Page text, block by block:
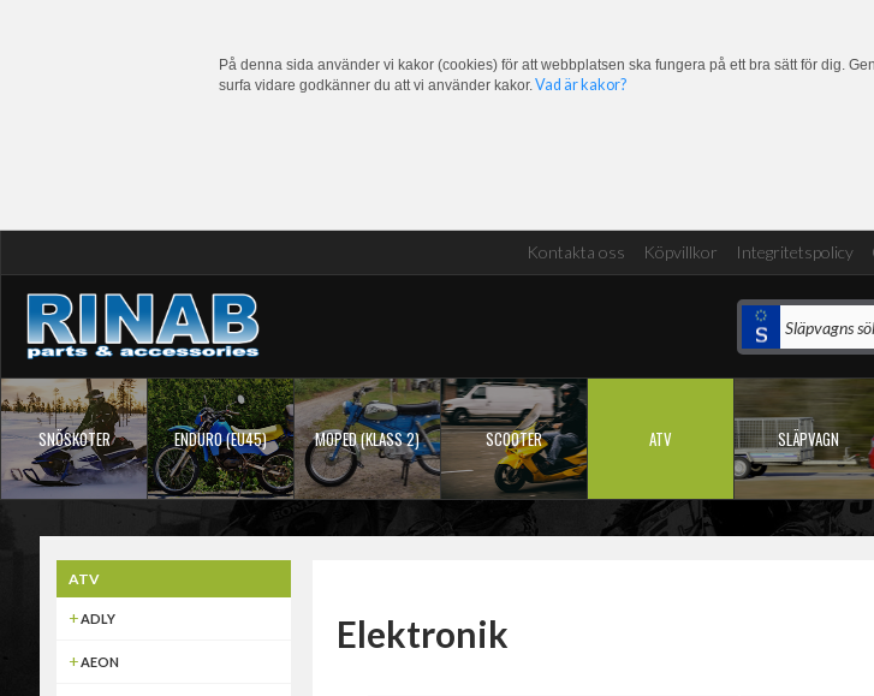
På denna sida använder vi kakor (cookies) för att webbplatsen ska fungera på ett bra sätt för dig.
surfa vidare godkänner du att vi använder kakor.Vad är kakor?
Kontakta oss Köpvillkor Integritetspolicy
SNÖSKOTER ENDURO (EU45) MOPED (KLASS 2) SCOOTER ATV SLÄPVAGN
ATV
ADLY
AEON
Elektronik